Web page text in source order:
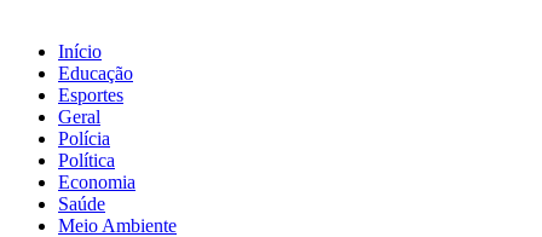
Início
Educação
Esportes
Geral
Polícia
Política
Economia
Saúde
Meio Ambiente